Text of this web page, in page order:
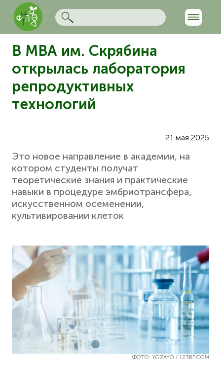
В МВА им. Скрябина
открылась лаборатория
репродуктивных
технологий
21 мая 2025
Это новое направление в академии, на
котором студенты получат
теоретические знания и практические
навыки в процедуре эмбриотрансфера,
искусственном осеменении,
культивировании клеток
ФОТО: YOZAYO / 123RF.COM